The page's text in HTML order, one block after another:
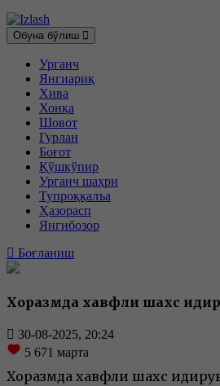
Обуна бўлиш
Урганч
Янгиариқ
Хива
Хонқа
Шовот
Гурлан
Боғот
Қўшкўпир
Урганч шаҳри
Тупроққалъа
Ҳазорасп
Янгибозор
Боғланиш
Хоразмда хавфли шахс
30-08-2025, 20:24
5 671 марта
Хоразмда хавфли шахс